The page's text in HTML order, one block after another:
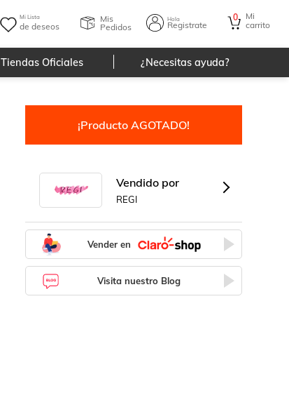
Mi Lista
de deseos
Mis
Pedidos
Hola
Registrate
0
Mi
carrito
Tiendas Oficiales ¿Necesitas ayuda?
¡Producto AGOTADO!
Vendido por
REGI
Vender en
Visita nuestro Blog